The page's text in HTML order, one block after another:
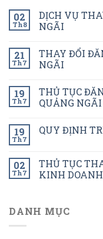
02
Th8
DỊCH VỤ
NGÃI
21
Th7
THAY ĐỔI
NGÃI
19
Th7
THỦ TỤC
QUẢNG NGÃI
19
Th7
QUY ĐỊNH
02
Th7
THỦ TỤC
KINH
DANH MỤC